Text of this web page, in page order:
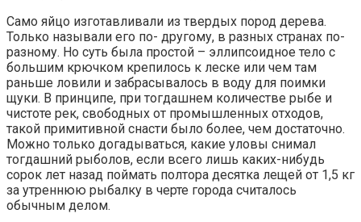
Само яйцо изготавливали из твердых пород дерева.
Только называли его по- другому, в разных странах по-
разному. Но суть была простой – эллипсоидное тело с
большим крючком крепилось к леске или чем там
раньше ловили и забрасывалось в воду для поимки
щуки. В принципе, при тогдашнем количестве рыбе и
чистоте рек, свободных от промышленных отходов,
такой примитивной снасти было более, чем достаточно.
Можно только догадываться, какие уловы снимал
тогдашний рыболов, если всего лишь каких-нибудь
сорок лет назад поймать полтора десятка лещей от 1,5 кг
за утреннюю рыбалку в черте города считалось
обычным делом.